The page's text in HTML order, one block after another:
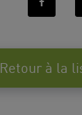
Retour à la